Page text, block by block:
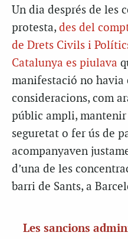
Un dia després de les
protesta, des del
de Drets Civils i
Catalunya es piulava
manifestació no havia
consideracions, com
públic ampli,
seguretat o fer ús de
acompanyaven
d’una de les
barri de Sants, a
Les sancions